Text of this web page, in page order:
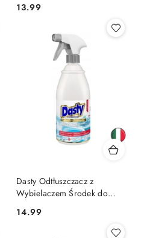
Cena:
13.99
Dasty Odtłuszczacz z
Wybielaczem Środek do
(Włochy)
Cena:
14.99